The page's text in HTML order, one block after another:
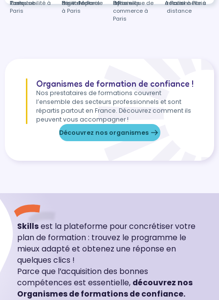
Toulouse
Saint-Max
Marseille
relationnelle à
distance
Paris
Paris
à Paris
Paris
digital à Paris
à Paris
Comptabilité à
Paris
Prise de parole
à Paris
Dynamique de
commerce à
Paris
Accueil à Paris
Organismes de formation de confiance !
Nos prestataires de formations couvrent
l’ensemble des secteurs professionnels et sont
répartis partout en France. Découvrez comment ils
peuvent vous accompagner !
Découvrez nos organismes
Skillsest la plateforme pour concrétiser votre
plan de formation : trouvez le programme le
mieux adapté et obtenez une réponse en
quelques clics !
Parce que l’acquisition des bonnes
compétences est essentielle, découvrez nos
Organismes de formations de confiance.